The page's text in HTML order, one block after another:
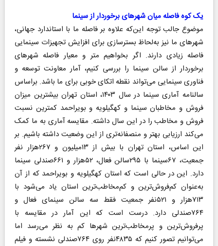
یک کوه فاصله میان شهرهای برخوردار از سینما
موضوع جالب توجه این‌که علاوه بر فاصله ما با استاندارد جهانی،
شهرهای ما نیز به‌لحاظ بسترسازی برای افزایش تجهیزات سینمایی
فاصله زیادی دارند. اگر بخواهیم متر و معیار فاصله شهرهای
برخوردار از سالن سینما را بررسی کنیم، آمار معاونت توسعه و
فناوری سینمایی می‌تواند نقطه اتکای خوبی برای ما باشد. براساس
سالنامه آماری سینما در سال ۱۴۰۳، استان تهران بیشترین میزان
فروش و مخاطبان سینما و کهگیلویه و بویراحمد کمترین نسبت
فروش و مخاطب را در این سال داشته. مقایسه آماری به ما کمک
می‌کند ارزیابی بهتر و منصفانه‌تری از این وضعیت داشته باشیم. بر
این اساس، استان تهران با بیش از ۱۳میلیون و ۲۶۷هزار نفر
جمعیت، ۶۷سینما با ۲۹۵سالن فعال، ۵۲هزار و ۶۶۱صندلی سینما
دارد. این در حالی است که استان کهگیلویه و بویراحمد که از آن
به‌عنوان کم‌فروش‌ترین و کم‌مخاطب‌ترین استان یاد می‌شود با
۷۱۳هزار و ۵۲۱نفر جمعیت فقط سه سالن سینمای فعال و
۷۶۴صندلی دارد. درست است که این آمار در مقایسه با
پرفروش‌ترین و پرمخاطب‌ترین شهرها کم به نظر می‌رسد اما
می‌توانیم تصور کنیم که ۴۸۳۵نفر روی ۷۶۴صندلی نشسته و فیلم